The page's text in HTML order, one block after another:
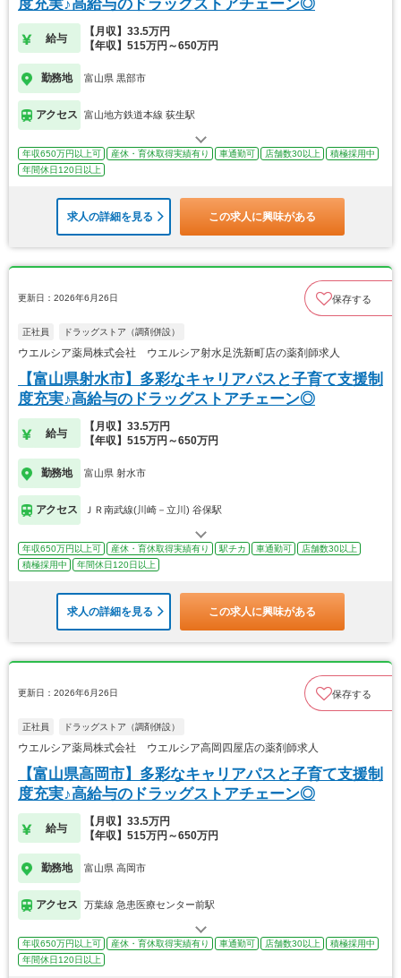
度充実♪高給与のドラッグストアチェーン◎
給与
【月収】33.5万円
【年収】515万円～650万円
勤務地 富山県 黒部市
アクセス 富山地方鉄道本線 荻生駅
年収650万円以上可 産休・育休取得実績有り 車通勤可 店舗数30以上
積極採用中
年間休日120日以上
求人の詳細を見る この求人に興味がある
更新日：2026年6月26日 保存する
正社員 ドラッグストア（調剤併設）
ウエルシア薬局株式会社 ウエルシア射水足洗新町店の薬剤師求人
【富山県射水市】多彩なキャリアパスと子育て支援制
度充実♪高給与のドラッグストアチェーン◎
給与
【月収】33.5万円
【年収】515万円～650万円
勤務地 富山県 射水市
アクセス ＪＲ南武線(川崎－立川) 谷保駅
年収650万円以上可 産休・育休取得実績有り 駅チカ 車通勤可
店舗数30以上
積極採用中
年間休日120日以上
求人の詳細を見る この求人に興味がある
更新日：2026年6月26日 保存する
正社員 ドラッグストア（調剤併設）
ウエルシア薬局株式会社 ウエルシア高岡四屋店の薬剤師求人
【富山県高岡市】多彩なキャリアパスと子育て支援制
度充実♪高給与のドラッグストアチェーン◎
給与
【月収】33.5万円
【年収】515万円～650万円
勤務地 富山県 高岡市
アクセス 万葉線 急患医療センター前駅
年収650万円以上可 産休・育休取得実績有り 車通勤可 店舗数30以上
積極採用中
年間休日120日以上